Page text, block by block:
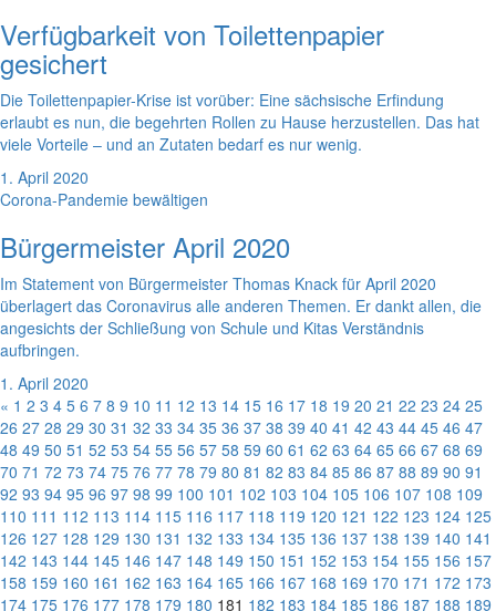
Verfügbarkeit von Toilettenpapier
gesichert
Die Toilettenpapier-Krise ist vorüber: Eine sächsische Erfindung
erlaubt es nun, die begehrten Rollen zu Hause herzustellen. Das hat
viele Vorteile – und an Zutaten bedarf es nur wenig.
1. April 2020
Corona-Pandemie bewältigen
Bürgermeister April 2020
Im Statement von Bürgermeister Thomas Knack für April 2020
überlagert das Coronavirus alle anderen Themen. Er dankt allen, die
angesichts der Schließung von Schule und Kitas Verständnis
aufbringen.
1. April 2020
« 1 2 3 4 5 6 7 8 9 10 11 12 13 14 15 16 17 18 19 20 21 22 23 24 25
26 27 28 29 30 31 32 33 34 35 36 37 38 39 40 41 42 43 44 45 46 47
48 49 50 51 52 53 54 55 56 57 58 59 60 61 62 63 64 65 66 67 68 69
70 71 72 73 74 75 76 77 78 79 80 81 82 83 84 85 86 87 88 89 90 91
92 93 94 95 96 97 98 99 100 101 102 103 104 105 106 107 108 109
110 111 112 113 114 115 116 117 118 119 120 121 122 123 124 125
126 127 128 129 130 131 132 133 134 135 136 137 138 139 140 141
142 143 144 145 146 147 148 149 150 151 152 153 154 155 156 157
158 159 160 161 162 163 164 165 166 167 168 169 170 171 172 173
174 175 176 177 178 179 180 181 182 183 184 185 186 187 188 189